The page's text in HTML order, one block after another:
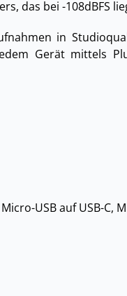
das bei -108dBFS
in
Gerät mittels
USB auf USB-C,